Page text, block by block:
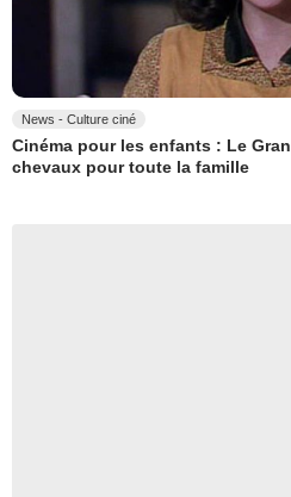
News - Culture ciné
Cinéma pour les enfants : Le
chevaux pour toute la famille